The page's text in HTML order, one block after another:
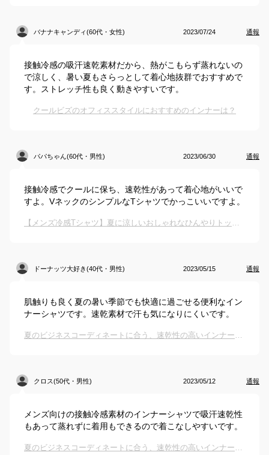
バナナキャンディ(60代・女性) 2023/07/24 通報
接触冷感の吸汗速乾素材だから、熱がこもらず蒸れないの
で涼しく、暑い夏もさらっとして着心地抜群でおすすめで
す。ストレッチ性も良く動きやすいです。
クールビズのオフィススタイルにおすすめのインナーは？
パパちゃん(60代・男性) 2023/06/30 通報
接触冷感でクールに保ち、速乾性があって着心地がいいで
すよ。VネックのシンプルなTシャツでかっこいいですよ。
【メンズ冷感Tシャツ】夏に涼しいおしゃれなひんやりトップスのおすすめは？
ドーナッツ大好き(40代・男性) 2023/05/15 通報
肌触りも良く夏の暑い季節でも快適に過ごせる便利なイン
ナーシャツです。速乾素材で汗も気になりにくいです。
夏のビジネスコーディネートに合う、速乾性の高いインナーを教えてください
クロス(50代・男性) 2023/05/12 通報
メンズ向けの接触冷感素材のインナーシャツで吸汗速乾性
もあって蒸れずに着用もできるので着こなしやすいです。
夏のビジネスコーディネートに合う、速乾性の高いインナーを教えてください